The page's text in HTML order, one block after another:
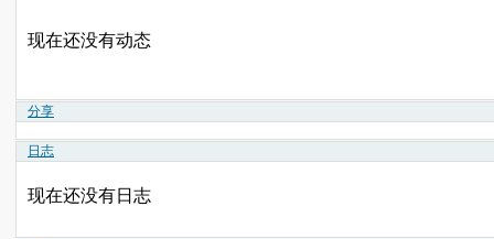
现在还没有动态
分享
日志
现在还没有日志